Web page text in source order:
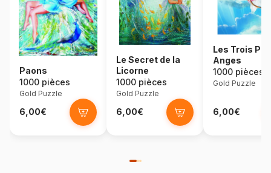
Paons
1000 pièces
Gold Puzzle
6,00€
Le Secret de la
Licorne
1000 pièces
Gold Puzzle
6,00€
Les Trois
Anges
1000 pièces
Gold Puzzle
6,00€